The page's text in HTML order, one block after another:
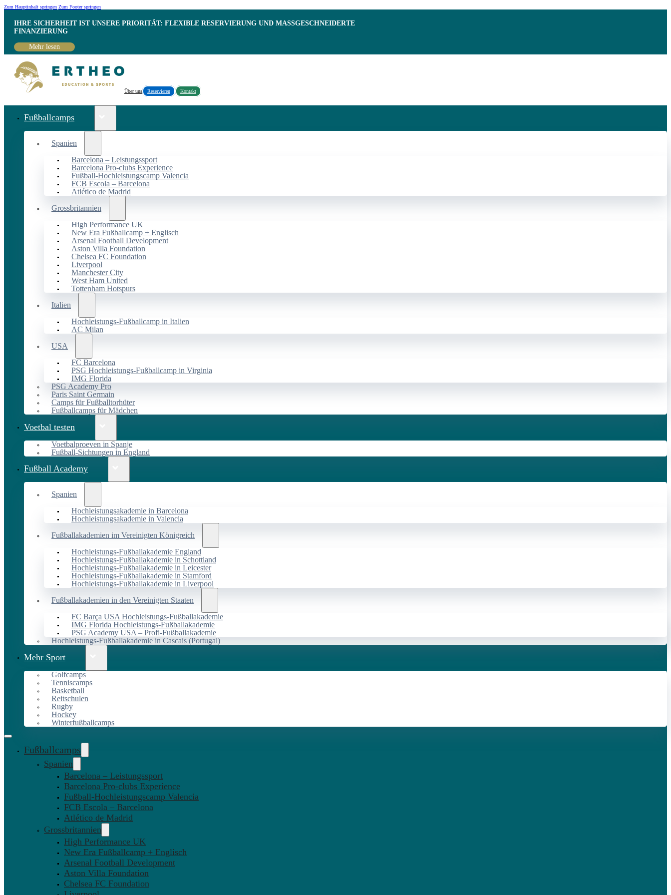
Zum Hauptinhalt springen Zum Footer springen
IHRE SICHERHEIT IST UNSERE PRIORITÄT: FLEXIBLE RESERVIERUNG UND MASSGESCHNEIDERTE F
INANZIERUNG
Mehr lesen
Über uns Reservieren Kontakt
Fußballcamps
Spanien
Barcelona – Leistungssport
Barcelona Pro-clubs Experience
Fußball-Hochleistungscamp Valencia
FCB Escola – Barcelona
Atlético de Madrid
Grossbritannien
High Performance UK
New Era Fußballcamp + Englisch
Arsenal Football Development
Aston Villa Foundation
Chelsea FC Foundation
Liverpool
Manchester City
West Ham United
Tottenham Hotspurs
Italien
Hochleistungs-Fußballcamp in Italien
AC Milan
USA
FC Barcelona
PSG Hochleistungs-Fußballcamp in Virginia
IMG Florida
PSG Academy Pro
Paris Saint Germain
Camps für Fußballtorhüter
Fußballcamps für Mädchen
Voetbal testen
Voetbalproeven in Spanje
Fußball-Sichtungen in England
Fußball Academy
Spanien
Hochleistungsakademie in Barcelona
Hochleistungsakademie in Valencia
Fußballakademien im Vereinigten Königreich
Hochleistungs-Fußballakademie England
Hochleistungs-Fußballakademie in Schottland
Hochleistungs-Fußballakademie in Leicester
Hochleistungs-Fußballakademie in Stamford
Hochleistungs-Fußballakademie in Liverpool
Fußballakademien in den Vereinigten Staaten
FC Barça USA Hochleistungs-Fußballakademie
IMG Florida Hochleistungs-Fußballakademie
PSG Academy USA – Profi-Fußballakademie
Hochleistungs-Fußballakademie in Cascais (Portugal)
Mehr Sport
Golfcamps
Tenniscamps
Basketball
Reitschulen
Rugby
Hockey
Winterfußballcamps
Fußballcamps
Spanien
Barcelona – Leistungssport
Barcelona Pro-clubs Experience
Fußball-Hochleistungscamp Valencia
FCB Escola – Barcelona
Atlético de Madrid
Grossbritannien
High Performance UK
New Era Fußballcamp + Englisch
Arsenal Football Development
Aston Villa Foundation
Chelsea FC Foundation